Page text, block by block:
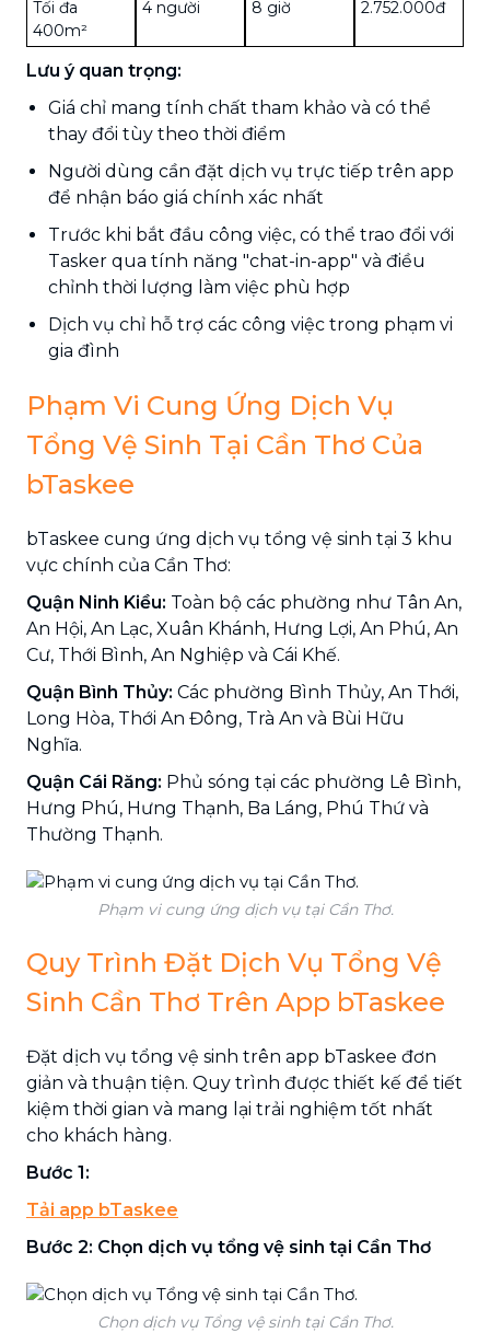
Tối đa
400m²
4 người 8 giờ 2.752.000đ
Lưu ý quan trọng:
Giá chỉ mang tính chất tham khảo và có thể
thay đổi tùy theo thời điểm
Người dùng cần đặt dịch vụ trực tiếp trên app
để nhận báo giá chính xác nhất
Trước khi bắt đầu công việc, có thể trao đổi với
Tasker qua tính năng "chat-in-app" và điều
chỉnh thời lượng làm việc phù hợp
Dịch vụ chỉ hỗ trợ các công việc trong phạm vi
gia đình
Phạm Vi Cung Ứng Dịch Vụ
Tổng Vệ Sinh Tại Cần Thơ Của
bTaskee
bTaskee cung ứng dịch vụ tổng vệ sinh tại 3 khu
vực chính của Cần Thơ:
Quận Ninh Kiều: Toàn bộ các phường như Tân An,
An Hội, An Lạc, Xuân Khánh, Hưng Lợi, An Phú, An
Cư, Thới Bình, An Nghiệp và Cái Khế.
Quận Bình Thủy: Các phường Bình Thủy, An Thới,
Long Hòa, Thới An Đông, Trà An và Bùi Hữu
Nghĩa.
Quận Cái Răng: Phủ sóng tại các phường Lê Bình,
Hưng Phú, Hưng Thạnh, Ba Láng, Phú Thứ và
Thường Thạnh.
Phạm vi cung ứng dịch vụ tại Cần Thơ.
Quy Trình Đặt Dịch Vụ Tổng Vệ
Sinh Cần Thơ Trên App bTaskee
Đặt dịch vụ tổng vệ sinh trên app bTaskee đơn
giản và thuận tiện. Quy trình được thiết kế để tiết
kiệm thời gian và mang lại trải nghiệm tốt nhất
cho khách hàng.
Bước 1:
Tải app bTaskee
Bước 2: Chọn dịch vụ tổng vệ sinh tại Cần Thơ
Chọn dịch vụ Tổng vệ sinh tại Cần Thơ.